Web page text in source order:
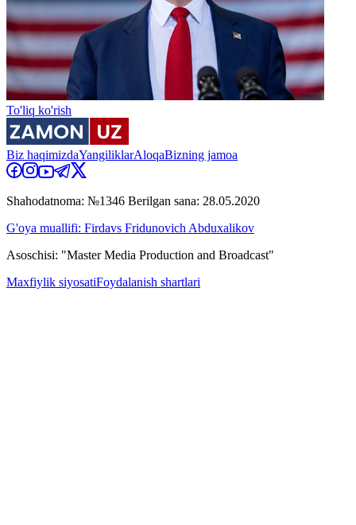
To'liq ko'rish
Biz haqimizdaYangiliklarAloqaBizning jamoa
Shahodatnoma: №1346 Berilgan sana: 28.05.2020
G'oya muallifi: Firdavs Fridunovich Abduxalikov
Asoschisi: "Master Media Production and Broadcast"
Maxfiylik siyosatiFoydalanish shartlari